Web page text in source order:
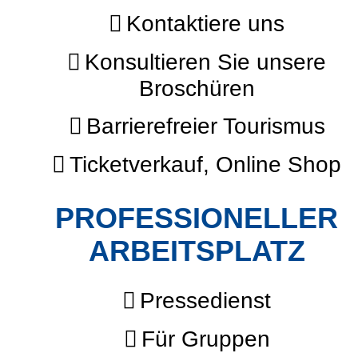
Kontaktiere uns
Konsultieren Sie unsere
Broschüren
Barrierefreier Tourismus
Ticketverkauf, Online Shop
PROFESSIONELLER
ARBEITSPLATZ
Pressedienst
Für Gruppen